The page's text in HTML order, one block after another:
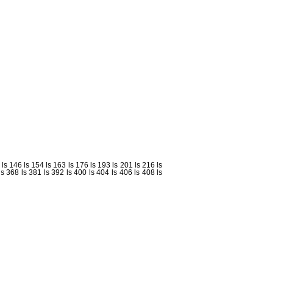
ls 146 ls 154 ls 163 ls 176 ls 193 ls 201 ls 216 ls
ls 368 ls 381 ls 392 ls 400 ls 404 ls 406 ls 408 ls